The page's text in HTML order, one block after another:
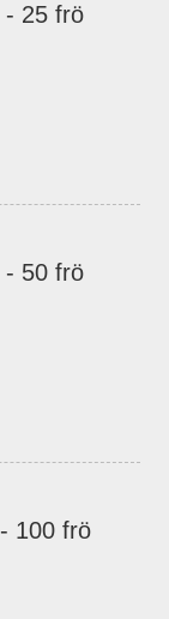
- 25 frö
- 50 frö
100 frö